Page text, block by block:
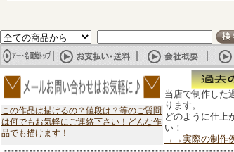
この作品は描けるの？値段は？等のご質問
は何でもお気軽にご連絡下さい！どんな作
品でも描けます！
当店で制作した
ります。
どのように仕上
い！
→→実際の制作